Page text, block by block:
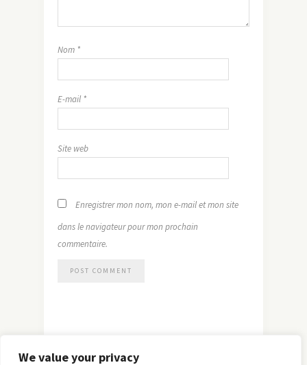
We value your privacy
Nom *
E-mail *
Site web
Enregistrer mon nom, mon e-mail et mon site
dans le navigateur pour mon prochain
commentaire.